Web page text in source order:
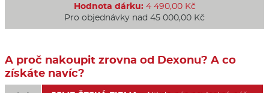
Hodnota dárku:4 490,00 Kč
Pro objednávky nad 45 000,00 Kč
A proč nakoupit zrovna od Dexonu? A co
získáte navíc?